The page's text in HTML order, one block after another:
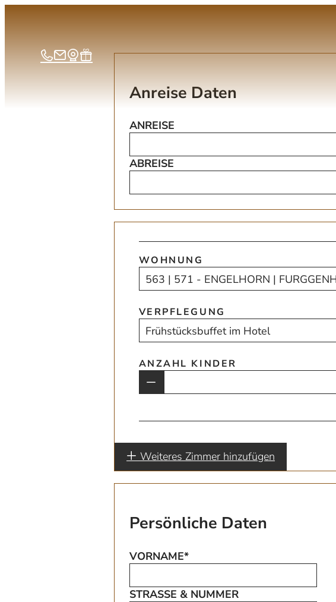
Anreise Daten
ANREISE
ABREISE
WOHNUNG
VERPFLEGUNG
ANZAHL KINDER
Weiteres Zimmer hinzufügen
Persönliche Daten
VORNAME*
STRASSE & NUMMER